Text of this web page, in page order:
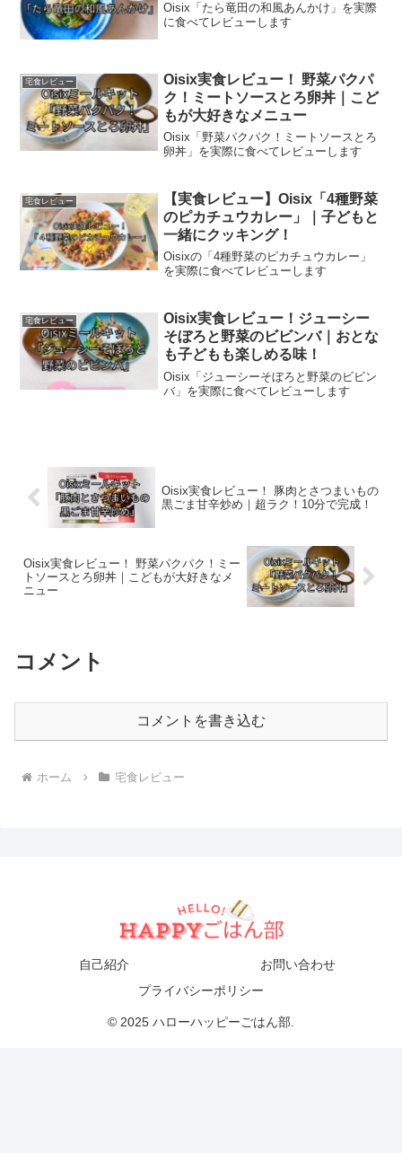
Oisix「たら竜田の和風あんかけ」を実際
に食べてレビューします
宅食レビュー
Oisix実食レビュー！ 野菜パクパ
ク！ミートソースとろ卵丼｜こど
もが大好きなメニュー
Oisix「野菜パクパク！ミートソースとろ
卵丼」を実際に食べてレビューします
宅食レビュー
【実食レビュー】Oisix「4種野菜
のピカチュウカレー」｜子どもと
一緒にクッキング！
Oisixの「4種野菜のピカチュウカレー」
を実際に食べてレビューします
宅食レビュー
Oisix実食レビュー！ジューシー
そぼろと野菜のビビンバ｜おとな
も子どもも楽しめる味！
Oisix「ジューシーそぼろと野菜のビビン
バ」を実際に食べてレビューします
Oisix実食レビュー！ 豚肉とさつまいもの
黒ごま甘辛炒め｜超ラク！10分で完成！
Oisix実食レビュー！ 野菜パクパク！ミー
トソースとろ卵丼｜こどもが大好きなメ
ニュー
コメント
コメントを書き込む
ホーム 宅食レビュー
自己紹介
お問い合わせ
プライバシーポリシー
© 2025 ハローハッピーごはん部.